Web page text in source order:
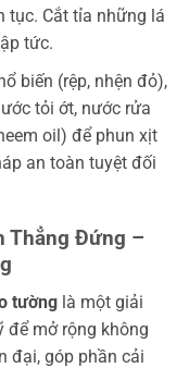
tục. Cắt tỉa những lá
tức.
biến (rệp, nhện đỏ),
tỏi ớt, nước rửa
oil) để phun xịt
an toàn tuyệt đối
Thẳng Đứng –
tường là một giải
để mở rộng không
đại, góp phần cải